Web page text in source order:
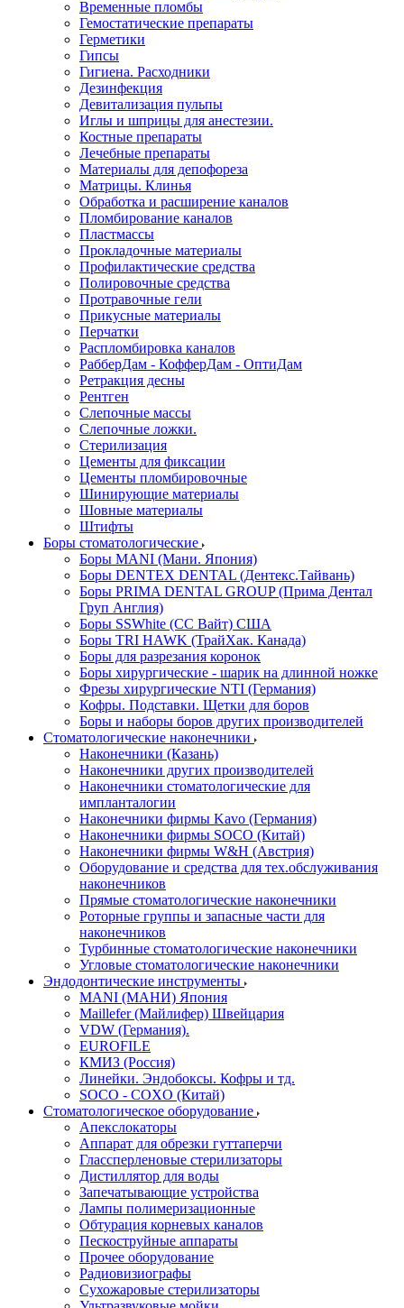
Временные пломбы
Гемостатические препараты
Герметики
Гипсы
Гигиена. Расходники
Дезинфекция
Девитализация пульпы
Иглы и шприцы для анестезии.
Костные препараты
Лечебные препараты
Материалы для депофореза
Матрицы. Клинья
Обработка и расширение каналов
Пломбирование каналов
Пластмассы
Прокладочные материалы
Профилактические средства
Полировочные средства
Протравочные гели
Прикусные материалы
Перчатки
Распломбировка каналов
РабберДам - КофферДам - ОптиДам
Ретракция десны
Рентген
Слепочные массы
Слепочные ложки.
Стерилизация
Цементы для фиксации
Цементы пломбировочные
Шинирующие материалы
Шовные материалы
Штифты
Боры стоматологические
Боры MANI (Мани. Япония)
Боры DENTEX DENTAL (Дентекс.Тайвань)
Боры PRIMA DENTAL GROUP (Прима Дентал
Груп Англия)
Боры SSWhite (СС Вайт) США
Боры TRI HAWK (ТрайХак. Канада)
Боры для разрезания коронок
Боры хирургические - шарик на длинной ножке
Фрезы хирургические NTI (Германия)
Кофры. Подставки. Щетки для боров
Боры и наборы боров других производителей
Стоматологические наконечники
Наконечники (Казань)
Наконечники других производителей
Наконечники стоматологические для
импланталогии
Наконечники фирмы Kavo (Германия)
Наконечники фирмы SOCO (Китай)
Наконечники фирмы W&H (Австрия)
Оборудование и средства для тех.обслуживания
наконечников
Прямые стоматологические наконечники
Роторные группы и запасные части для
наконечников
Турбинные стоматологические наконечники
Угловые стоматологические наконечники
Эндодонтические инструменты
MANI (МАНИ) Япония
Maillefer (Майлифер) Швейцария
VDW (Германия).
EUROFILE
КМИЗ (Россия)
Линейки. Эндобоксы. Кофры и тд.
SOCO - COXO (Китай)
Стоматологическое оборудование
Апекслокаторы
Аппарат для обрезки гуттаперчи
Глассперленовые стерилизаторы
Дистиллятор для воды
Запечатывающие устройства
Лампы полимеризационные
Обтурация корневых каналов
Пескоструйные аппараты
Прочее оборудование
Радиовизиографы
Сухожаровые стерилизаторы